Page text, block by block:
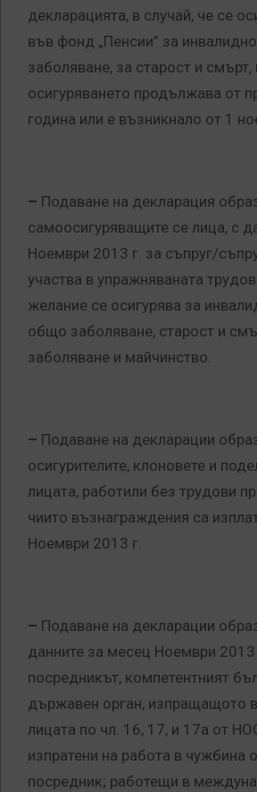
декларацията, в случай, че се
във фонд „Пенсии” за
заболяване, за старост и смърт,
осигуряването продължава от
година или е възникнало от 1
– Подаване на декларация
самоосигуряващите се лица, с
Ноември 2013 г. за съпруг/
участва в упражняваната
желание се осигурява за
общо заболяване, старост и
заболяване и майчинство.
– Подаване на декларации
осигурителите, клоновете и
лицата, работили без трудови
чиито възнаграждения са
Ноември 2013 г.
– Подаване на декларации
данните за месец Ноември 2013
посредникът, компетентният
държавен орган, изпращащото
лицата по чл. 16, 17, и 17а от
изпратени на работа в чужбина
посредник; работещи в